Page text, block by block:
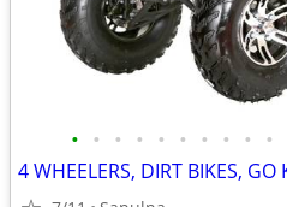
• • • • • • • • • •